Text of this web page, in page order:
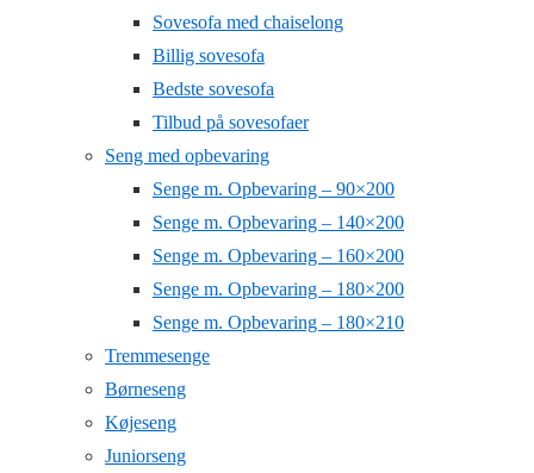
Sovesofa med chaiselong
Billig sovesofa
Bedste sovesofa
Tilbud på sovesofaer
Seng med opbevaring
Senge m. Opbevaring – 90×200
Senge m. Opbevaring – 140×200
Senge m. Opbevaring – 160×200
Senge m. Opbevaring – 180×200
Senge m. Opbevaring – 180×210
Tremmesenge
Børneseng
Køjeseng
Juniorseng